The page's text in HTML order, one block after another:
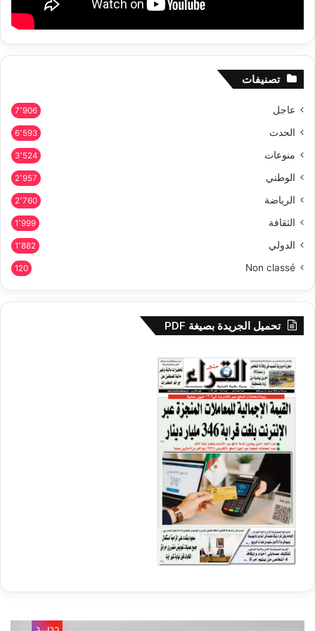
تصنيفات
عاجل 7٬906
الحدث 6٬593
منوعات 3٬524
الوطني 2٬957
الرياضة 2٬760
الثقافة 1٬999
الدولي 1٬882
Non classé
120
تحميل الجريدة بصيغة PDF